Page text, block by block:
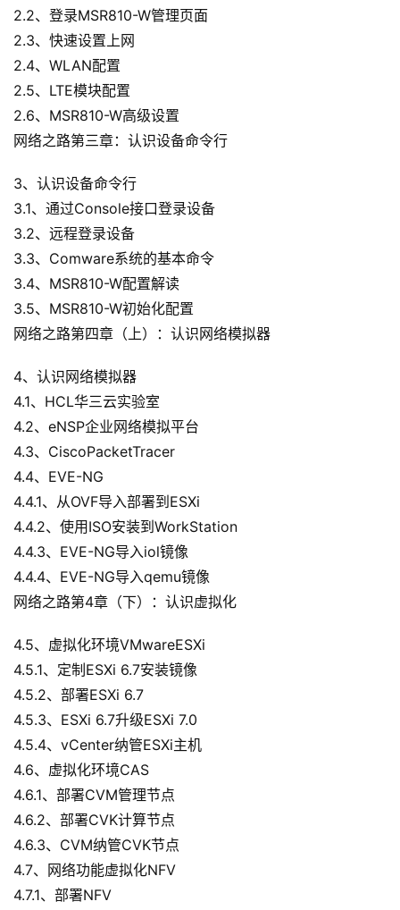
2.2、登录MSR810-W管理页面
2.3、快速设置上网
2.4、WLAN配置
2.5、LTE模块配置
2.6、MSR810-W高级设置
网络之路第三章：认识设备命令行
3、认识设备命令行
3.1、通过Console接口登录设备
3.2、远程登录设备
3.3、Comware系统的基本命令
3.4、MSR810-W配置解读
3.5、MSR810-W初始化配置
网络之路第四章（上）：认识网络模拟器
4、认识网络模拟器
4.1、HCL华三云实验室
4.2、eNSP企业网络模拟平台
4.3、CiscoPacketTracer
4.4、EVE-NG
4.4.1、从OVF导入部署到ESXi
4.4.2、使用ISO安装到WorkStation
4.4.3、EVE-NG导入iol镜像
4.4.4、EVE-NG导入qemu镜像
网络之路第4章（下）：认识虚拟化
4.5、虚拟化环境VMwareESXi
4.5.1、定制ESXi 6.7安装镜像
4.5.2、部署ESXi 6.7
4.5.3、ESXi 6.7升级ESXi 7.0
4.5.4、vCenter纳管ESXi主机
4.6、虚拟化环境CAS
4.6.1、部署CVM管理节点
4.6.2、部署CVK计算节点
4.6.3、CVM纳管CVK节点
4.7、网络功能虚拟化NFV
4.7.1、部署NFV